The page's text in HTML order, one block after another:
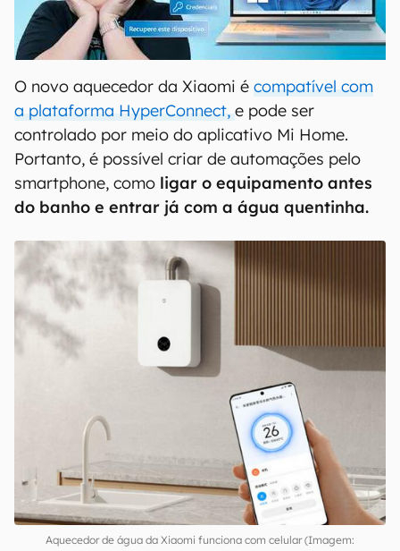
00:00 04:52
O novo aquecedor da Xiaomi é compatível com
a plataforma HyperConnect, e pode ser
controlado por meio do aplicativo Mi Home.
Portanto, é possível criar de automações pelo
smartphone, como ligar o equipamento antes
do banho e entrar já com a água quentinha.
Aquecedor de água da Xiaomi funciona com celular (Imagem: